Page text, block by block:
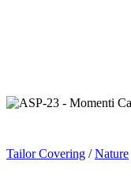
Tailor Covering /Nature